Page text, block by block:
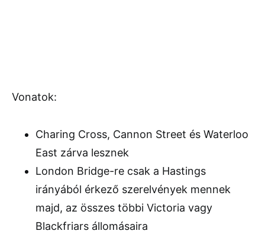
Vonatok:
Charing Cross, Cannon Street és Waterloo
East zárva lesznek
London Bridge-re csak a Hastings
irányából érkező szerelvények mennek
majd, az összes többi Victoria vagy
Blackfriars állomásaira